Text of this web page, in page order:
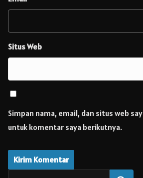
Situs Web
Simpan nama, email, dan situs web
untuk komentar saya berikutnya.